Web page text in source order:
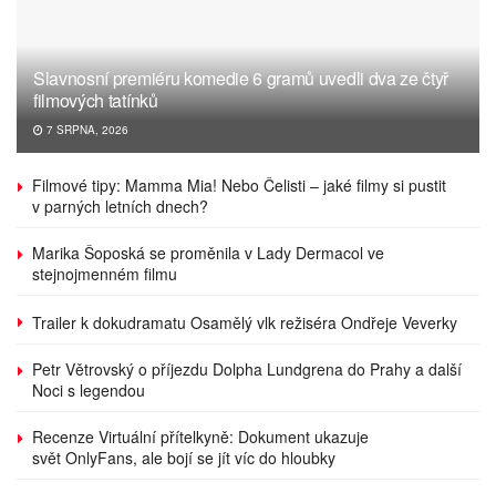
Slavnosní premiéru komedie 6 gramů uvedli dva ze čtyř
filmových tatínků
7 SRPNA, 2026
Filmové tipy: Mamma Mia! Nebo Čelisti – jaké filmy si pustit
v parných letních dnech?
Marika Šoposká se proměnila v Lady Dermacol ve
stejnojmenném filmu
Trailer k dokudramatu Osamělý vlk režiséra Ondřeje Veverky
Petr Větrovský o příjezdu Dolpha Lundgrena do Prahy a další
Noci s legendou
Recenze Virtuální přítelkyně: Dokument ukazuje
svět OnlyFans, ale bojí se jít víc do hloubky